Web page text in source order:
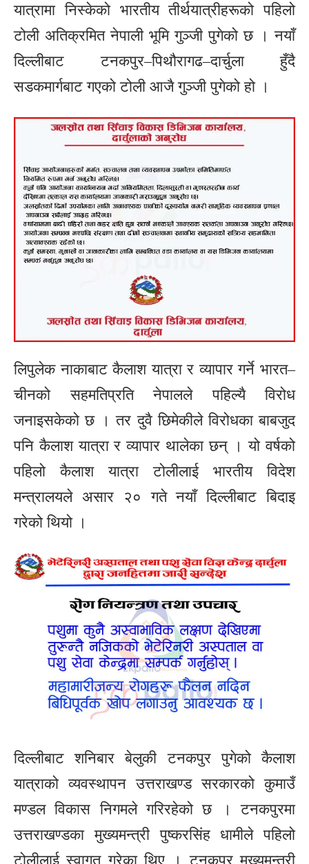
यात्रामा निस्केको भारतीय तीर्थयात्रीहरूको पहिलो
टोली अतिक्रमित नेपाली भूमि गुञ्जी पुगेको छ । नयाँ
दिल्लीबाट टनकपुर–पिथौरागढ–दार्चुला हुँदै
सडकमार्गबाट गएको टोली आजै गुञ्जी पुगेको हो ।
लिपुलेक नाकाबाट कैलाश यात्रा र व्यापार गर्ने भारत–
चीनको सहमतिप्रति नेपालले पहिल्यै विरोध
जनाइसकेको छ । तर दुवै छिमेकीले विरोधका बाबजुद
पनि कैलाश यात्रा र व्यापार थालेका छन् । यो वर्षको
पहिलो कैलाश यात्रा टोलीलाई भारतीय विदेश
मन्त्रालयले असार २० गते नयाँ दिल्लीबाट बिदाइ
गरेको थियो ।
दिल्लीबाट शनिबार बेलुकी टनकपुर पुगेको कैलाश
यात्राको व्यवस्थापन उत्तराखण्ड सरकारको कुमाउँ
मण्डल विकास निगमले गरिरहेको छ । टनकपुरमा
उत्तराखण्डका मुख्यमन्त्री पुष्करसिंह धामीले पहिलो
टोलीलाई स्वागत गरेका थिए । टनकपुर मुख्यमन्त्री